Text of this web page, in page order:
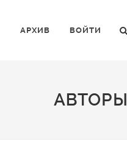
АРХИВ ВОЙТИ
АВТОРЫ